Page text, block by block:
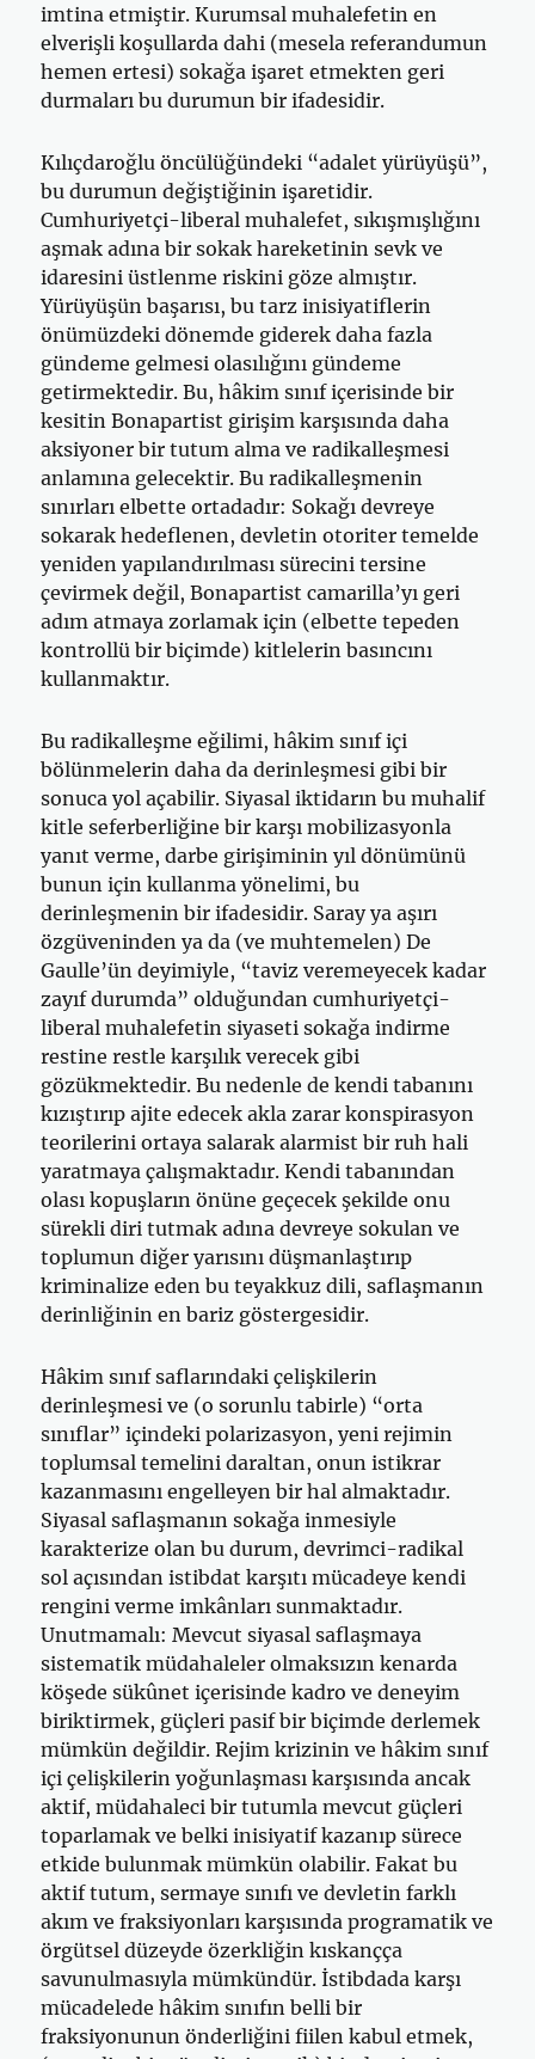
imtina etmiştir. Kurumsal muhalefetin en
elverişli koşullarda dahi (mesela referandumun
hemen ertesi) sokağa işaret etmekten geri
durmaları bu durumun bir ifadesidir.
Kılıçdaroğlu öncülüğündeki “adalet yürüyüşü”,
bu durumun değiştiğinin işaretidir.
Cumhuriyetçi-liberal muhalefet, sıkışmışlığını
aşmak adına bir sokak hareketinin sevk ve
idaresini üstlenme riskini göze almıştır.
Yürüyüşün başarısı, bu tarz inisiyatiflerin
önümüzdeki dönemde giderek daha fazla
gündeme gelmesi olasılığını gündeme
getirmektedir. Bu, hâkim sınıf içerisinde bir
kesitin Bonapartist girişim karşısında daha
aksiyoner bir tutum alma ve radikalleşmesi
anlamına gelecektir. Bu radikalleşmenin
sınırları elbette ortadadır: Sokağı devreye
sokarak hedeflenen, devletin otoriter temelde
yeniden yapılandırılması sürecini tersine
çevirmek değil, Bonapartist camarilla’yı geri
adım atmaya zorlamak için (elbette tepeden
kontrollü bir biçimde) kitlelerin basıncını
kullanmaktır.
Bu radikalleşme eğilimi, hâkim sınıf içi
bölünmelerin daha da derinleşmesi gibi bir
sonuca yol açabilir. Siyasal iktidarın bu muhalif
kitle seferberliğine bir karşı mobilizasyonla
yanıt verme, darbe girişiminin yıl dönümünü
bunun için kullanma yönelimi, bu
derinleşmenin bir ifadesidir. Saray ya aşırı
özgüveninden ya da (ve muhtemelen) De
Gaulle’ün deyimiyle, “taviz veremeyecek kadar
zayıf durumda” olduğundan cumhuriyetçi-
liberal muhalefetin siyaseti sokağa indirme
restine restle karşılık verecek gibi
gözükmektedir. Bu nedenle de kendi tabanını
kızıştırıp ajite edecek akla zarar konspirasyon
teorilerini ortaya salarak alarmist bir ruh hali
yaratmaya çalışmaktadır. Kendi tabanından
olası kopuşların önüne geçecek şekilde onu
sürekli diri tutmak adına devreye sokulan ve
toplumun diğer yarısını düşmanlaştırıp
kriminalize eden bu teyakkuz dili, saflaşmanın
derinliğinin en bariz göstergesidir.
Hâkim sınıf saflarındaki çelişkilerin
derinleşmesi ve (o sorunlu tabirle) “orta
sınıflar” içindeki polarizasyon, yeni rejimin
toplumsal temelini daraltan, onun istikrar
kazanmasını engelleyen bir hal almaktadır.
Siyasal saflaşmanın sokağa inmesiyle
karakterize olan bu durum, devrimci-radikal
sol açısından istibdat karşıtı mücadeye kendi
rengini verme imkânları sunmaktadır.
Unutmamalı: Mevcut siyasal saflaşmaya
sistematik müdahaleler olmaksızın kenarda
köşede sükûnet içerisinde kadro ve deneyim
biriktirmek, güçleri pasif bir biçimde derlemek
mümkün değildir. Rejim krizinin ve hâkim sınıf
içi çelişkilerin yoğunlaşması karşısında ancak
aktif, müdahaleci bir tutumla mevcut güçleri
toparlamak ve belki inisiyatif kazanıp sürece
etkide bulunmak mümkün olabilir. Fakat bu
aktif tutum, sermaye sınıfı ve devletin farklı
akım ve fraksiyonları karşısında programatik ve
örgütsel düzeyde özerkliğin kıskançça
savunulmasıyla mümkündür. İstibdada karşı
mücadelede hâkim sınıfın belli bir
fraksiyonunun önderliğini fiilen kabul etmek,